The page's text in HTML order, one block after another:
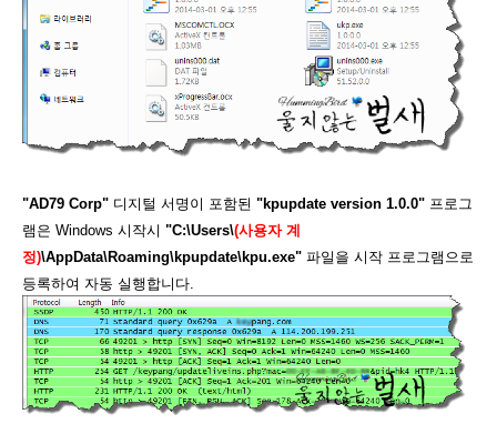
"AD79 Corp" 디지털 서명이 포함된 "kpupdate version 1.0.0" 프로그
램은 Windows 시작시 "C:\Users\(사용자 계
정)\AppData\Roaming\kpupdate\kpu.exe" 파일을 시작 프로그램으로
등록하여 자동 실행합니다.